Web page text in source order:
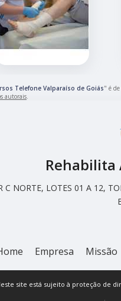
Telefone Valparaíso de Goiás" é
autorais.
C NORTE, LOTES 01 A 12,
Empresa Missão
site está sujeito à proteção de